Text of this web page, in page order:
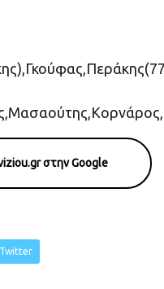
στην Google
Twitter